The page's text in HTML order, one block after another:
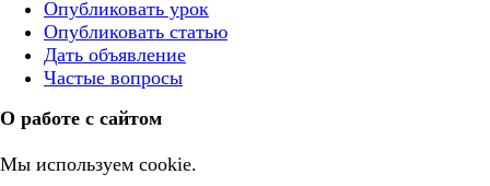
Опубликовать урок
Опубликовать статью
Дать объявление
Частые вопросы
О работе с сайтом
Мы используем cookie.